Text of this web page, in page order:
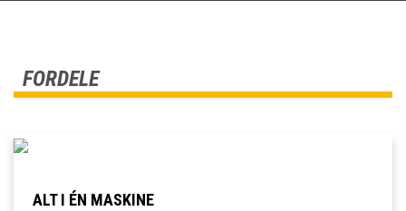
FORDELE
ALT I ÉN MASKINE